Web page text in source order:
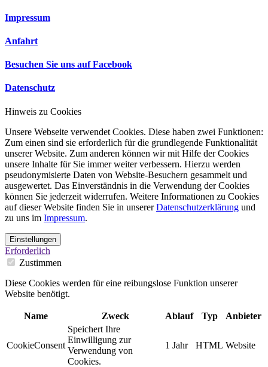
Impressum
Anfahrt
Besuchen Sie uns auf Facebook
Datenschutz
Hinweis zu Cookies
Unsere Webseite verwendet Cookies. Diese haben zwei Funktionen:
Zum einen sind sie erforderlich für die grundlegende Funktionalität
unserer Website. Zum anderen können wir mit Hilfe der Cookies
unsere Inhalte für Sie immer weiter verbessern. Hierzu werden
pseudonymisierte Daten von Website-Besuchern gesammelt und
ausgewertet. Das Einverständnis in die Verwendung der Cookies
können Sie jederzeit widerrufen. Weitere Informationen zu Cookies
auf dieser Website finden Sie in unsererDatenschutzerklärung und
zu uns im Impressum.
Einstellungen
Erforderlich
Zustimmen
Diese Cookies werden für eine reibungslose Funktion unserer
Website benötigt.
Name Zweck Ablauf Typ Anbieter
CookieConsent
Speichert Ihre
Einwilligung zur
Verwendung von
Cookies.
1 Jahr HTML Website